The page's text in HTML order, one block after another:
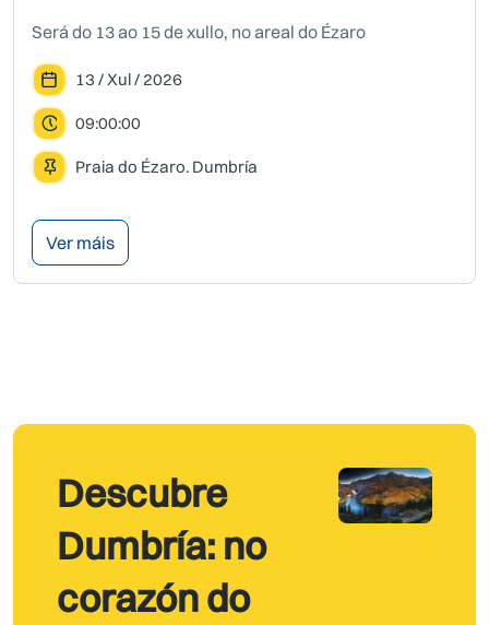
Será do 13 ao 15 de xullo, no areal do Ézaro
13 / Xul / 2026
09:00:00
Praia do Ézaro. Dumbría
Ver máis
Descubre
Dumbría: no
corazón do